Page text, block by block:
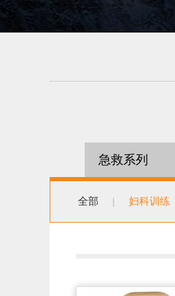
急救系列
全部 | 妇科训练